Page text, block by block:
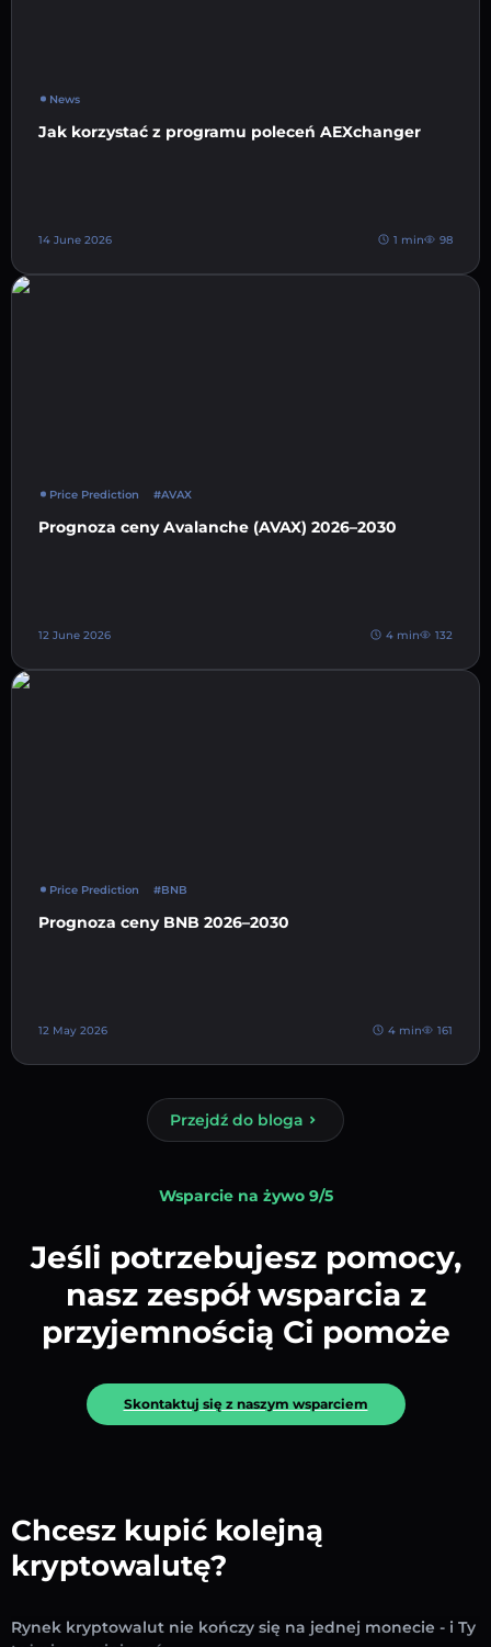
News
Jak korzystać z programu poleceń AEXchanger
14 June 2026 1 min 98
Price Prediction #AVAX
Prognoza ceny Avalanche (AVAX) 2026–2030
12 June 2026 4 min 132
Price Prediction #BNB
Prognoza ceny BNB 2026–2030
12 May 2026 4 min 161
Przejdź do bloga
Wsparcie na żywo 9/5
Jeśli potrzebujesz pomocy,
nasz zespół wsparcia z
przyjemnością Ci pomoże
Skontaktuj się z naszym wsparciem
Chcesz kupić kolejną
kryptowalutę?
Rynek kryptowalut nie kończy się na jednej monecie - i Ty